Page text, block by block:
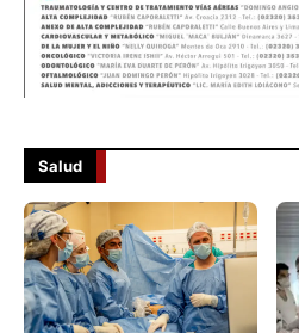
Salud